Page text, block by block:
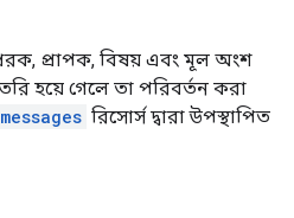
প্রাপক, বিষয় এবং মূল অংশ
হয়ে গেলে তা পরিবর্তন করা
messages রিসোর্স দ্বারা উপস্থাপিত